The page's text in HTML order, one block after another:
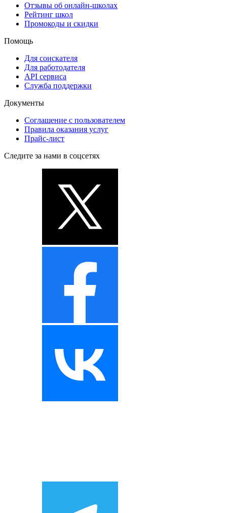
Отзывы об онлайн-школах
Рейтинг школ
Промокоды и скидки
Помощь
Для соискателя
Для работодателя
API сервиса
Служба поддержки
Документы
Соглашение с пользователем
Правила оказания услуг
Прайс-лист
Следите за нами в соцсетях